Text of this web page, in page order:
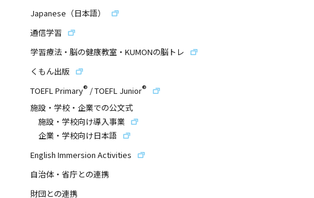
Japanese（日本語）
通信学習
学習療法・脳の健康教室・KUMONの脳トレ
くもん出版
TOEFL Primary® /TOEFL Junior®
施設・学校・企業での公文式
施設・学校向け導入事業
企業・学校向け日本語
English Immersion Activities
自治体・省庁との連携
財団との連携